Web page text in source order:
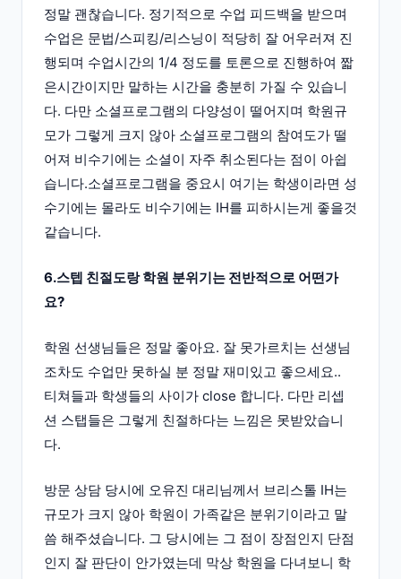
정말 괜찮습니다. 정기적으로 수업 피드백을 받으며
수업은 문법/스피킹/리스닝이 적당히 잘 어우러져 진
행되며 수업시간의 1/4 정도를 토론으로 진행하여 짧
은시간이지만 말하는 시간을 충분히 가질 수 있습니
다. 다만 소셜프로그램의 다양성이 떨어지며 학원규
모가 그렇게 크지 않아 소셜프로그램의 참여도가 떨
어져 비수기에는 소셜이 자주 취소된다는 점이 아쉽
습니다.소셜프로그램을 중요시 여기는 학생이라면 성
수기에는 몰라도 비수기에는 IH를 피하시는게 좋을것
같습니다.
6.스텝 친절도랑 학원 분위기는 전반적으로 어떤가
요?
학원 선생님들은 정말 좋아요. 잘 못가르치는 선생님
조차도 수업만 못하실 분 정말 재미있고 좋으세요..
티쳐들과 학생들의 사이가 close 합니다. 다만 리셉
션 스탭들은 그렇게 친절하다는 느낌은 못받았습니
다.
방문 상담 당시에 오유진 대리님께서 브리스톨 IH는
규모가 크지 않아 학원이 가족같은 분위기이라고 말
씀 해주셨습니다. 그 당시에는 그 점이 장점인지 단점
인지 잘 판단이 안가였는데 막상 학원을 다녀보니 학